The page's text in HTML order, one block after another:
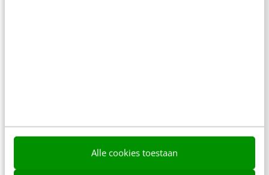
Alle cookies toestaan
Offline is terug: waarom fysieke